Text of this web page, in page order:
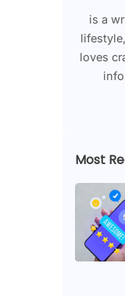
is a
loves
Most